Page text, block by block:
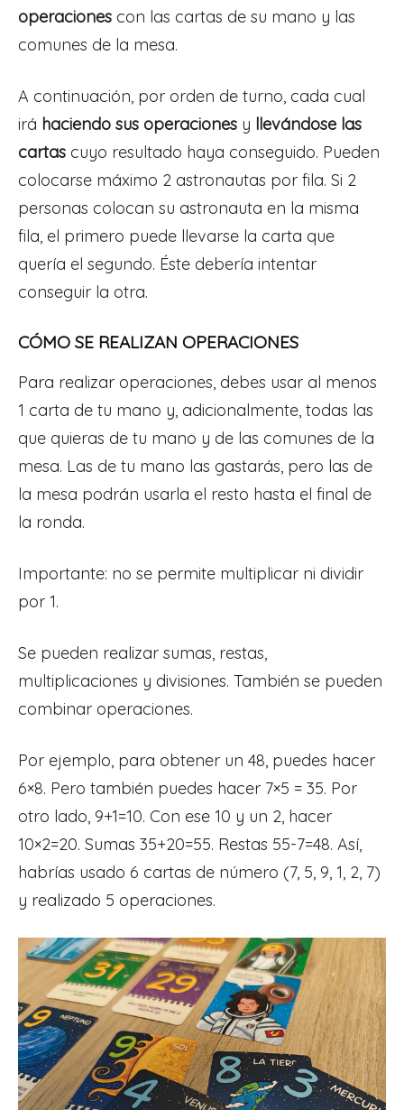
operaciones con las cartas de su mano y las
comunes de la mesa.
A continuación, por orden de turno, cada cual
irá haciendo sus operaciones y llevándose las
cartas cuyo resultado haya conseguido. Pueden
colocarse máximo 2 astronautas por fila. Si 2
personas colocan su astronauta en la misma
fila, el primero puede llevarse la carta que
quería el segundo. Éste debería intentar
conseguir la otra.
CÓMO SE REALIZAN OPERACIONES
Para realizar operaciones, debes usar al menos
1 carta de tu mano y, adicionalmente, todas las
que quieras de tu mano y de las comunes de la
mesa. Las de tu mano las gastarás, pero las de
la mesa podrán usarla el resto hasta el final de
la ronda.
Importante: no se permite multiplicar ni dividir
por 1.
Se pueden realizar sumas, restas,
multiplicaciones y divisiones. También se pueden
combinar operaciones.
Por ejemplo, para obtener un 48, puedes hacer
6×8. Pero también puedes hacer 7×5 = 35. Por
otro lado, 9+1=10. Con ese 10 y un 2, hacer
10×2=20. Sumas 35+20=55. Restas 55-7=48. Así,
habrías usado 6 cartas de número (7, 5, 9, 1, 2, 7)
y realizado 5 operaciones.